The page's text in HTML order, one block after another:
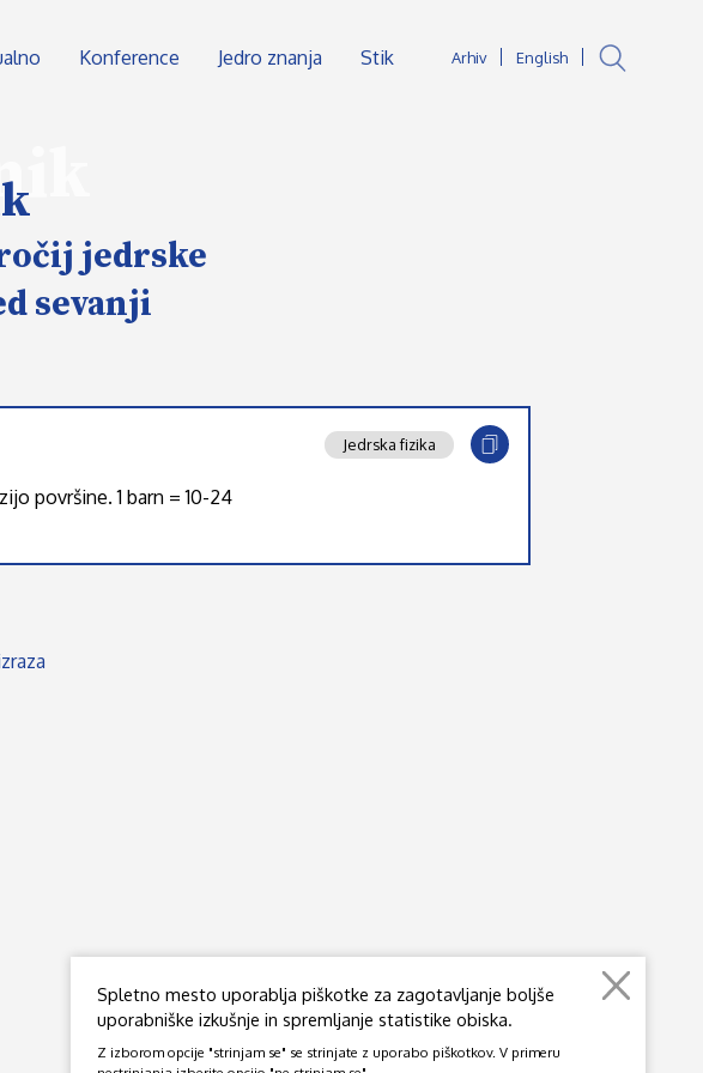
Arhiv English
Konference Jedro znanja Stik
jedrske
sevanji
Jedrska fizika
površine. 1 barn = 10-24
Spletno mesto uporablja piškotke za zagotavljanje boljše
uporabniške izkušnje in spremljanje statistike obiska.
Z izborom opcije "strinjam se" se strinjate z uporabo piškotkov. V primeru